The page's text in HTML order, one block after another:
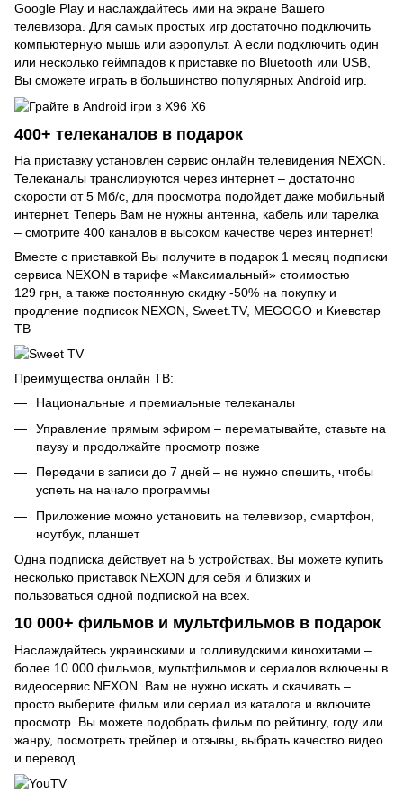
Google Play и наслаждайтесь ими на экране Вашего
телевизора. Для самых простых игр достаточно подключить
компьютерную мышь или аэропульт. А если подключить один
или несколько геймпадов к приставке по Bluetooth или USB,
Вы сможете играть в большинство популярных Android игр.
400+ телеканалов в подарок
На приставку установлен сервис онлайн телевидения NEXON.
Телеканалы транслируются через интернет – достаточно
скорости от 5 Мб/с, для просмотра подойдет даже мобильный
интернет. Теперь Вам не нужны антенна, кабель или тарелка
– смотрите 400 каналов в высоком качестве через интернет!
Вместе с приставкой Вы получите в подарок 1 месяц подписки
сервиса NEXON в тарифе «Максимальный» стоимостью
129 грн, а также постоянную скидку -50% на покупку и
продление подписок NEXON, Sweet.TV, MEGOGO и Киевстар
ТВ
Преимущества онлайн ТВ:
Национальные и премиальные телеканалы
Управление прямым эфиром – перематывайте, ставьте на
паузу и продолжайте просмотр позже
Передачи в записи до 7 дней – не нужно спешить, чтобы
успеть на начало программы
Приложение можно установить на телевизор, смартфон,
ноутбук, планшет
Одна подписка действует на 5 устройствах. Вы можете купить
несколько приставок NEXON для себя и близких и
пользоваться одной подпиской на всех.
10 000+ фильмов и мультфильмов в подарок
Наслаждайтесь украинскими и голливудскими кинохитами –
более 10 000 фильмов, мультфильмов и сериалов включены в
видеосервис NEXON. Вам не нужно искать и скачивать –
просто выберите фильм или сериал из каталога и включите
просмотр. Вы можете подобрать фильм по рейтингу, году или
жанру, посмотреть трейлер и отзывы, выбрать качество видео
и перевод.